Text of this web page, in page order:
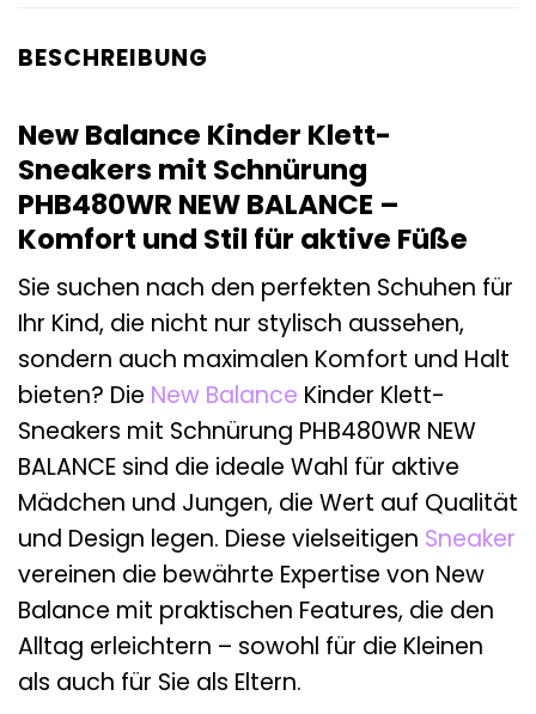
BESCHREIBUNG
New Balance Kinder Klett-
Sneakers mit Schnürung
PHB480WR NEW BALANCE –
Komfort und Stil für aktive Füße
Sie suchen nach den perfekten Schuhen für
Ihr Kind, die nicht nur stylisch aussehen,
sondern auch maximalen Komfort und Halt
bieten? Die New Balance Kinder Klett-
Sneakers mit Schnürung PHB480WR NEW
BALANCE sind die ideale Wahl für aktive
Mädchen und Jungen, die Wert auf Qualität
und Design legen. Diese vielseitigen Sneaker
vereinen die bewährte Expertise von New
Balance mit praktischen Features, die den
Alltag erleichtern – sowohl für die Kleinen
als auch für Sie als Eltern.